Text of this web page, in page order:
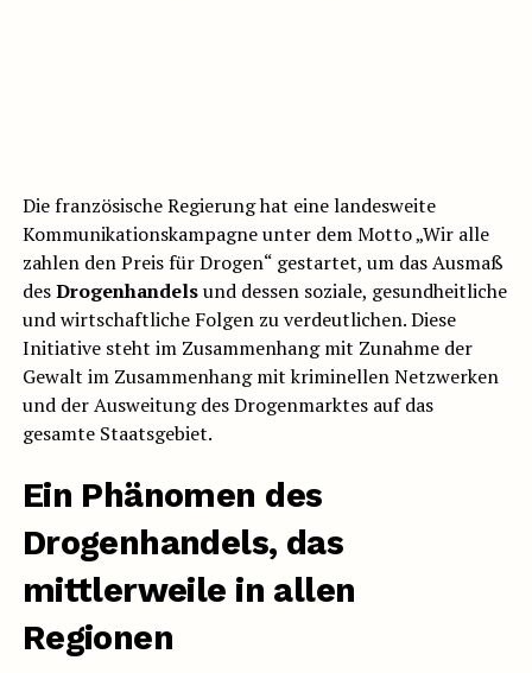
Die französische Regierung hat eine landesweite
Kommunikationskampagne unter dem Motto „Wir alle
zahlen den Preis für Drogen“ gestartet, um das Ausmaß
desDrogenhandelsund dessen soziale, gesundheitliche
und wirtschaftliche Folgen zu verdeutlichen. Diese
Initiative steht im Zusammenhang mit Zunahme der
Gewalt im Zusammenhang mit kriminellen Netzwerken
und der Ausweitung des Drogenmarktes auf das
gesamte Staatsgebiet.
Ein Phänomen des
Drogenhandels, das
mittlerweile in allen
Regionen